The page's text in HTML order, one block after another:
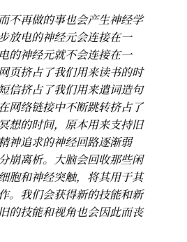
不再做的事也会产生神经学
放电的神经元会连接在一
的神经元就不会连接在一
页挤占了我们用来读书的时
信挤占了我们用来遣词造句
网络链接中不断跳转挤占了
想的时间，原本用来支持旧
神追求的神经回路逐渐弱
崩离析。大脑会回收那些闲
胞和神经突触，将其用于其
。我们会获得新的技能和新
的技能和视角也会因此而丧